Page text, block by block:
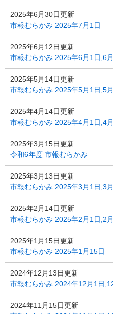
2025年6月30日更新
市報むらかみ 2025年7月1日
2025年6月12日更新
市報むらかみ 2025年6月1日,6
2025年5月14日更新
市報むらかみ 2025年5月1日,5
2025年4月14日更新
市報むらかみ 2025年4月1日,4
2025年3月15日更新
令和6年度 市報むらかみ
2025年3月13日更新
市報むらかみ 2025年3月1日,3
2025年2月14日更新
市報むらかみ 2025年2月1日,2
2025年1月15日更新
市報むらかみ 2025年1月15日
2024年12月13日更新
市報むらかみ 2024年12月1日
2024年11月15日更新